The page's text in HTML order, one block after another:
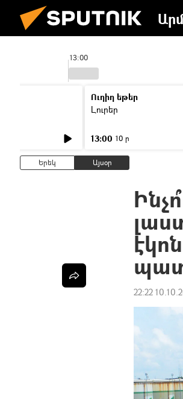
13:00
Ուղիղ եթեր
Լուրեր
13:00 10 ր
Երեկ Այսօր
22:22